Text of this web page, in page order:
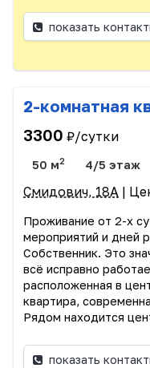
показать
2-комнатная
3300 ₽/сутки
50 м2 4/5 этаж
Смидович, 18А |
Проживание от 2-х
мероприятий и дней
Собственник. Это
всё исправно
расположенная в
квартира,
Рядом находится
показать